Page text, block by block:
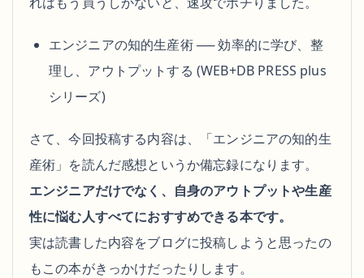
エンジニアの知的生産術 ── 効率的に学び、整
理し、アウトプットする (WEB+DB PRESS plus
シリーズ)
さて、今回投稿する内容は、「エンジニアの知的生
産術」を読んだ感想というか備忘録になります。
エンジニアだけでなく、自身のアウトプットや生産
性に悩む人すべてにおすすめできる本です。
実は読書した内容をブログに投稿しようと思ったの
もこの本がきっかけだったりします。